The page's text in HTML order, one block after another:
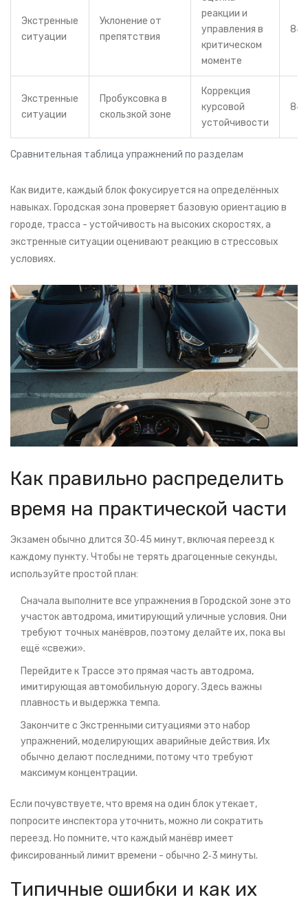
Сравнительная таблица упражнений по разделам
Экстренные
ситуации
Уклонение от
препятствия
реакции и
управления в
критическом
моменте
Экстренные
ситуации
Пробуксовка в
скользкой зоне
Коррекция
курсовой
устойчивости
Как видите, каждый блок фокусируется на определённых
навыках. Городская зона проверяет базовую ориентацию в
городе, трасса - устойчивость на высоких скоростях, а
экстренные ситуации оценивают реакцию в стрессовых
условиях.
Как правильно распределить
время на практической части
Экзамен обычно длится 30‑45 минут, включая переезд к
каждому пункту. Чтобы не терять драгоценные секунды,
используйте простой план:
Сначала выполните все упражнения в Городской зоне это
участок автодрома, имитирующий уличные условия. Они
требуют точных манёвров, поэтому делайте их, пока вы
ещё «свежи».
Перейдите к Трассе это прямая часть автодрома,
имитирующая автомобильную дорогу. Здесь важны
плавность и выдержка темпа.
Закончите с Экстренными ситуациями это набор
упражнений, моделирующих аварийные действия. Их
обычно делают последними, потому что требуют
максимум концентрации.
Если почувствуете, что время на один блок утекает,
попросите инспектора уточнить, можно ли сократить
переезд. Но помните, что каждый манёвр имеет
фиксированный лимит времени - обычно 2‑3 минуты.
Типичные ошибки и как их